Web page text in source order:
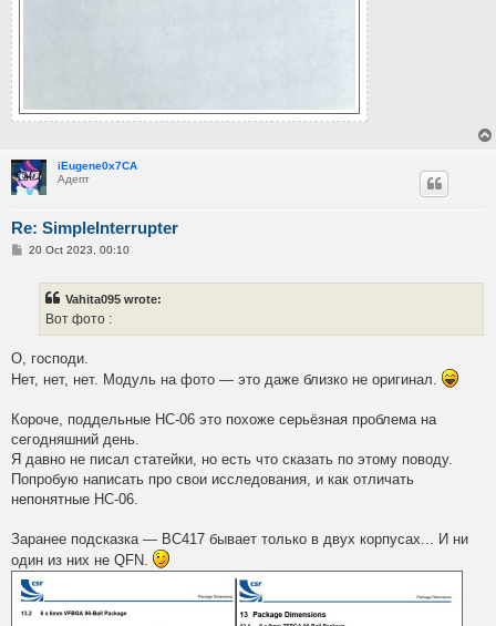
iEugene0x7CA
Адепт
Re: SimpleInterrupter
P20 Oct 2023, 00:10
Vahita095 wrote:
Вот фото :
О, господи.
Нет, нет, нет. Модуль на фото — это даже близко не оригинал.
Короче, поддельные HC-06 это похоже серьёзная проблема на
сегодняшний день.
Я давно не писал статейки, но есть что сказать по этому поводу.
Попробую написать про свои исследования, и как отличать
непонятные HC-06.
Заранее подсказка — BC417 бывает только в двух корпусах... И ни
один из них не QFN.